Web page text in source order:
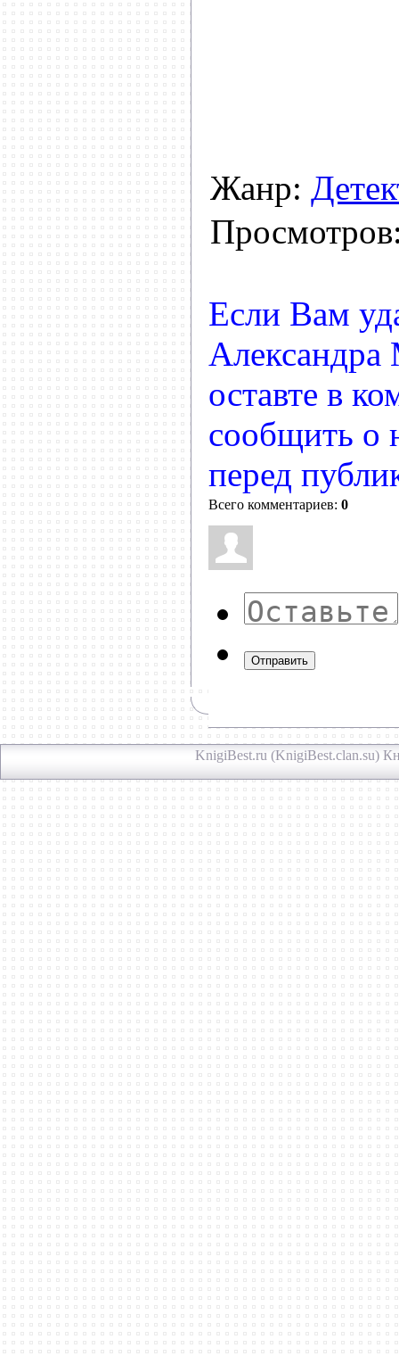
Жанр:
Если Вам
Александра
оставте в
сообщить о
перед
Всего комментариев: 0
Отправить
KnigiBest.ru (KnigiBest.clan.su)